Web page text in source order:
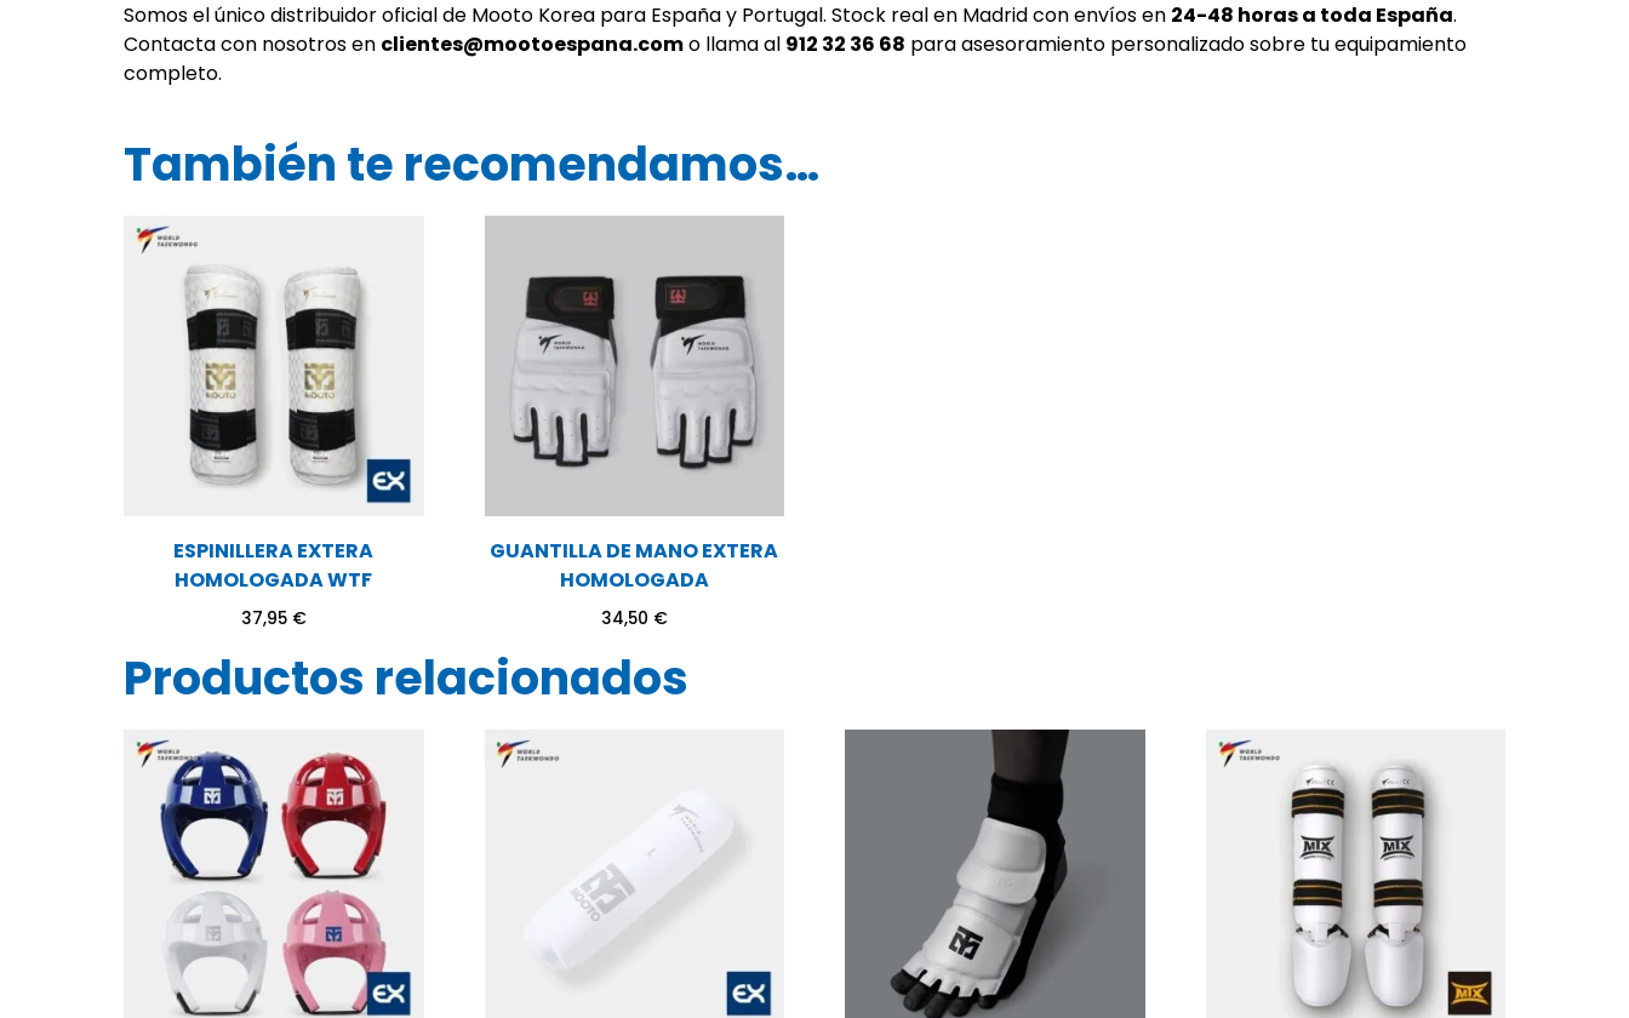
Somos el único distribuidor oficial de Mooto Korea para España y Portugal. Stock real en Madrid con envíos en 24-48 horas a toda España.
Contacta con nosotros en clientes@mootoespana.como llama al 912 32 36 68 para asesoramiento personalizado sobre tu equipamiento
completo.
También te recomendamos…
ESPINILLERA EXTERA
HOMOLOGADA WTF
37,95 €
GUANTILLA DE MANO EXTERA
HOMOLOGADA
34,50 €
Productos relacionados